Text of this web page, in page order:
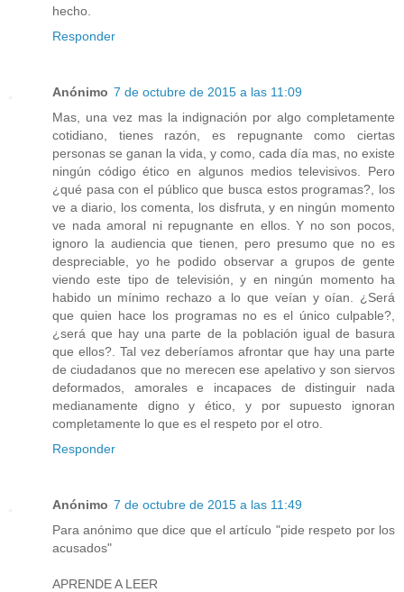
hecho.
Responder
Anónimo 7 de octubre de 2015 a las 11:09
Mas, una vez mas la indignación por algo completamente
cotidiano, tienes razón, es repugnante como ciertas
personas se ganan la vida, y como, cada día mas, no existe
ningún código ético en algunos medios televisivos. Pero
¿qué pasa con el público que busca estos programas?, los
ve a diario, los comenta, los disfruta, y en ningún momento
ve nada amoral ni repugnante en ellos. Y no son pocos,
ignoro la audiencia que tienen, pero presumo que no es
despreciable, yo he podido observar a grupos de gente
viendo este tipo de televisión, y en ningún momento ha
habido un mínimo rechazo a lo que veían y oían. ¿Será
que quien hace los programas no es el único culpable?,
¿será que hay una parte de la población igual de basura
que ellos?. Tal vez deberíamos afrontar que hay una parte
de ciudadanos que no merecen ese apelativo y son siervos
deformados, amorales e incapaces de distinguir nada
medianamente digno y ético, y por supuesto ignoran
completamente lo que es el respeto por el otro.
Responder
Anónimo 7 de octubre de 2015 a las 11:49
Para anónimo que dice que el artículo "pide respeto por los
acusados"
APRENDE A LEER